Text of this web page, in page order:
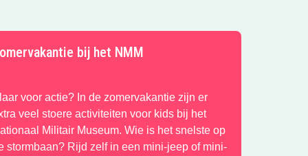
bij het NMM
voor actie? In de zomervakantie zijn er
veel stoere activiteiten voor kids bij het
Militair Museum. Wie is het snelste op
stormbaan? Rijd zelf in een mini-jeep of mini-